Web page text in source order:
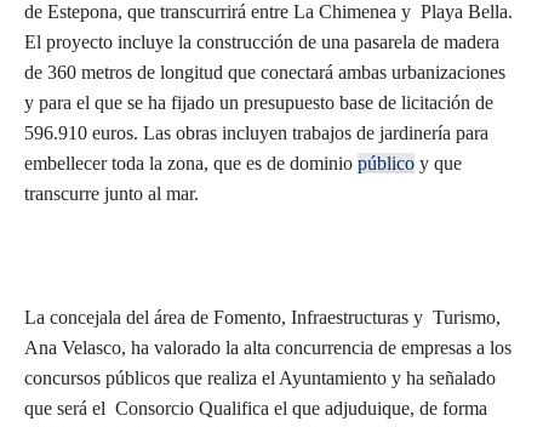
de Estepona, que transcurrirá entre La Chimenea y Playa Bella.
El proyecto incluye la construcción de una pasarela de madera
de 360 metros de longitud que conectará ambas urbanizaciones
y para el que se ha fijado un presupuesto base de licitación de
596.910 euros. Las obras incluyen trabajos de jardinería para
embellecer toda la zona, que es de dominio público y que
transcurre junto al mar.
La concejala del área de Fomento, Infraestructuras y Turismo,
Ana Velasco, ha valorado la alta concurrencia de empresas a los
concursos públicos que realiza el Ayuntamiento y ha señalado
que será el Consorcio Qualifica el que adjuduique, de forma